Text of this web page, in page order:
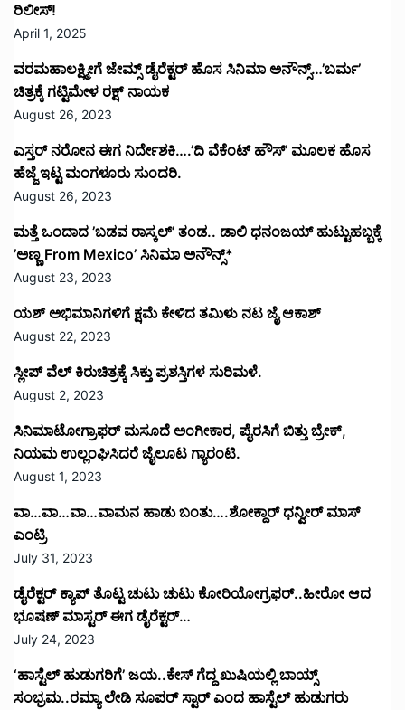
ರಿಲೀಸ್!
April 1, 2025
ವರಮಹಾಲಕ್ಷ್ಮೀಗೆ ಜೇಮ್ಸ್ ಡೈರೆಕ್ಟರ್ ಹೊಸ ಸಿನಿಮಾ ಅನೌನ್ಸ್…’ಬರ್ಮ’
ಚಿತ್ರಕ್ಕೆ ಗಟ್ಟಿಮೇಳ ರಕ್ಷ್ ನಾಯಕ
August 26, 2023
ಎಸ್ತರ್ ನರೋನ ಈಗ ನಿರ್ದೇಶಕಿ….’ದಿ ವೆಕೆಂಟ್ ಹೌಸ್‌’‌ ಮೂಲಕ ಹೊಸ
ಹೆಜ್ಜೆ ಇಟ್ಟ ಮಂಗಳೂರು ಸುಂದರಿ.
August 26, 2023
ಮತ್ತೆ ಒಂದಾದ ’ಬಡವ ರಾಸ್ಕಲ್’ ತಂಡ.. ಡಾಲಿ ಧನಂಜಯ್ ಹುಟ್ಟುಹಬ್ಬಕ್ಕೆ
’ಅಣ್ಣ From Mexico’ ಸಿನಿಮಾ ಅನೌನ್ಸ್*
August 23, 2023
ಯಶ್ ಅಭಿಮಾನಿಗಳಿಗೆ ಕ್ಷಮೆ ಕೇಳಿದ ತಮಿಳು ನಟ ಜೈ ಆಕಾಶ್
August 22, 2023
ಸ್ಲೀಪ್ ವೆಲ್ ಕಿರುಚಿತ್ರಕ್ಕೆ ಸಿಕ್ತು ಪ್ರಶಸ್ತಿಗಳ ಸುರಿಮಳೆ.
August 2, 2023
ಸಿನಿಮಾಟೋಗ್ರಾಫರ್ ಮಸೂದೆ ಅಂಗೀಕಾರ, ಪೈರಸಿಗೆ ಬಿತ್ತು ಬ್ರೇಕ್,
ನಿಯಮ ಉಲ್ಲಂಘಿಸಿದರೆ ಜೈಲೂಟ ಗ್ಯಾರಂಟಿ.
August 1, 2023
ವಾ…ವಾ…ವಾ…ವಾಮನ ಹಾಡು ಬಂತು….ಶೋಕ್ದಾರ್ ಧನ್ವೀರ್ ಮಾಸ್
ಎಂಟ್ರಿ
July 31, 2023
ಡೈರೆಕ್ಟರ್ ಕ್ಯಾಪ್ ತೊಟ್ಟ ಚುಟು ಚುಟು ಕೋರಿಯೋಗ್ರಫರ್..ಹೀರೋ ಆದ
ಭೂಷಣ್ ಮಾಸ್ಟರ್ ಈಗ ಡೈರೆಕ್ಟರ್…
July 24, 2023
‘ಹಾಸ್ಟೆಲ್ ಹುಡುಗರಿಗೆ’ ಜಯ..ಕೇಸ್ ಗೆದ್ದ ಖುಷಿಯಲ್ಲಿ ಬಾಯ್ಸ್
ಸಂಭ್ರಮ..ರಮ್ಯಾ ಲೇಡಿ ಸೂಪರ್ ಸ್ಟಾರ್ ಎಂದ ಹಾಸ್ಟೆಲ್ ಹುಡುಗರು